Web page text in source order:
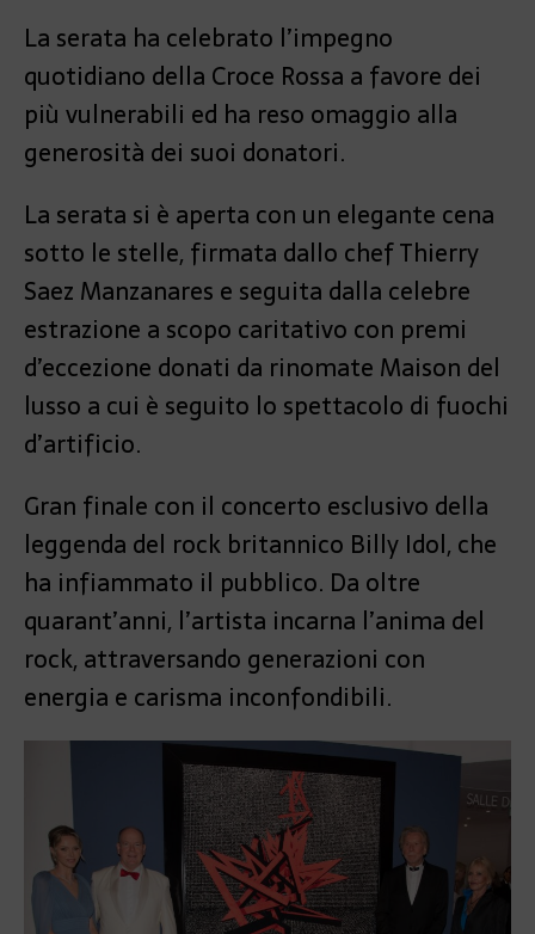
La serata ha celebrato l’impegno
quotidiano della Croce Rossa a favore dei
più vulnerabili ed ha reso omaggio alla
generosità dei suoi donatori.
La serata si è aperta con un elegante cena
sotto le stelle, firmata dallo chef Thierry
Saez Manzanares e seguita dalla celebre
estrazione a scopo caritativo con premi
d’eccezione donati da rinomate Maison del
lusso a cui è seguito lo spettacolo di fuochi
d’artificio.
Gran finale con il concerto esclusivo della
leggenda del rock britannico Billy Idol, che
ha infiammato il pubblico. Da oltre
quarant’anni, l’artista incarna l’anima del
rock, attraversando generazioni con
energia e carisma inconfondibili.